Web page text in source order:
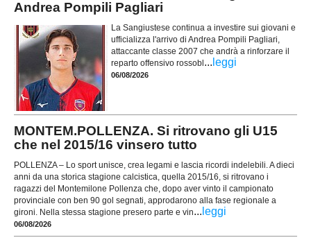
Andrea Pompili Pagliari
La Sangiustese continua a investire sui giovani e
ufficializza l'arrivo di Andrea Pompili Pagliari,
attaccante classe 2007 che andrà a rinforzare il
reparto offensivo rossobl... leggi
06/08/2026
MONTEM.POLLENZA. Si ritrovano gli U15
che nel 2015/16 vinsero tutto
POLLENZA – Lo sport unisce, crea legami e lascia ricordi indelebili. A dieci
anni da una storica stagione calcistica, quella 2015/16, si ritrovano i
ragazzi del Montemilone Pollenza che, dopo aver vinto il campionato
provinciale con ben 90 gol segnati, approdarono alla fase regionale a
gironi. Nella stessa stagione presero parte e vin... leggi
06/08/2026